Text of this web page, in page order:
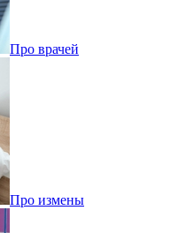
Про врачей
Про измены